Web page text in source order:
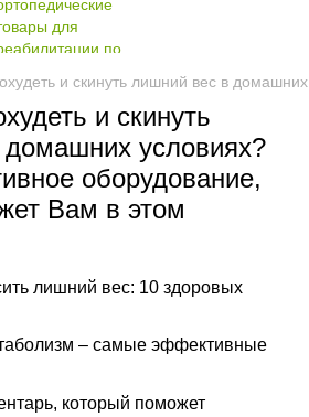
и скинуть лишний вес в
и скинуть
условиях?
оборудование,
Вам в этом
лишний вес: 10 здоровых
– самые эффективные
который поможет